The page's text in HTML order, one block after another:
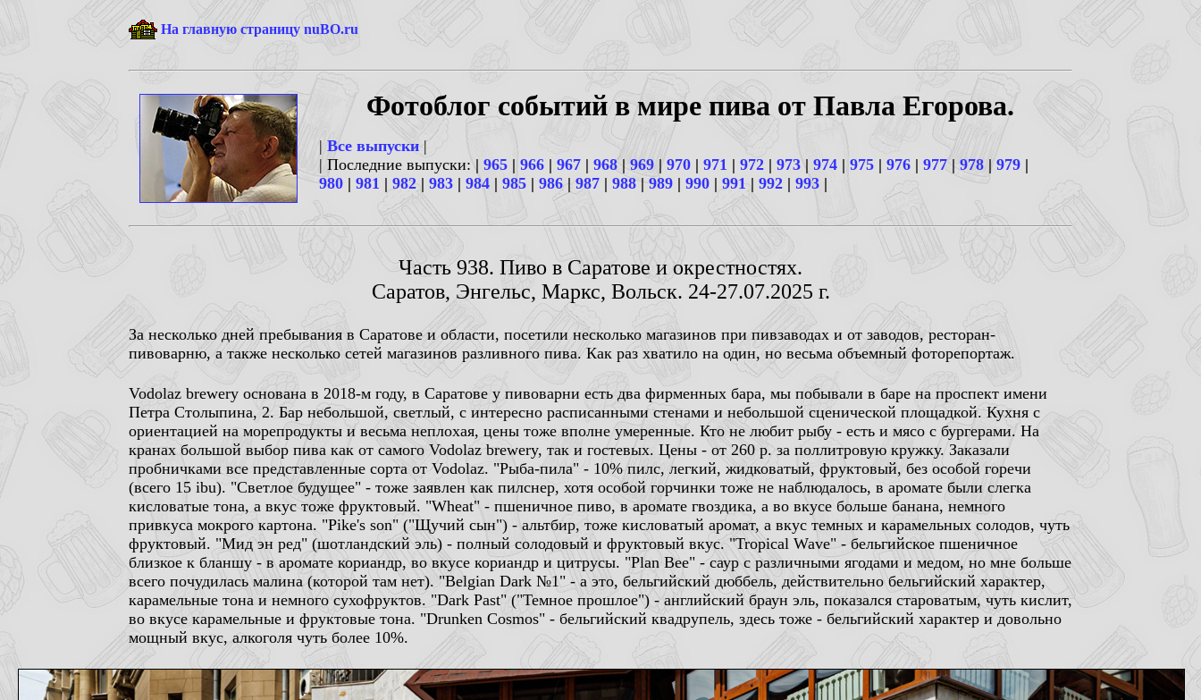
На главную страницу nuBO.ru
Фотоблог событий в мире пива от Павла Егорова.
| Все выпуски |
| Последние выпуски: | 965 | 966 | 967 | 968| 969 | 970 | 971 | 972 | 973 | 974 | 975 | 976 | 977| 978 | 979 |
980 | 981 | 982 | 983 | 984 | 985 | 986 | 987 | 988|989 | 990 | 991 | 992 | 993 |
Часть 938. Пиво в Саратове и окрестностях.
Саратов, Энгельс, Маркс, Вольск. 24-27.07.2025 г.
За несколько дней пребывания в Саратове и области, посетили несколько магазинов при пивзаводах и от заводов, ресторан-
пивоварню, а также несколько сетей магазинов разливного пива. Как раз хватило на один, но весьма объемный фоторепортаж.
Vodolaz brewery основана в 2018-м году, в Саратове у пивоварни есть два фирменных бара, мы побывали в баре на проспект имени
Петра Столыпина, 2. Бар небольшой, светлый, с интересно расписанными стенами и небольшой сценической площадкой. Кухня с
ориентацией на морепродукты и весьма неплохая, цены тоже вполне умеренные. Кто не любит рыбу - есть и мясо с бургерами. На
кранах большой выбор пива как от самого Vodolaz brewery, так и гостевых. Цены - от 260 р. за поллитровую кружку. Заказали
пробничками все представленные сорта от Vodolaz. "Рыба-пила" - 10% пилс, легкий, жидковатый, фруктовый, без особой горечи
(всего 15 ibu). "Светлое будущее" - тоже заявлен как пилснер, хотя особой горчинки тоже не наблюдалось, в аромате были слегка
кисловатые тона, а вкус тоже фруктовый. "Wheat" - пшеничное пиво, в аромате гвоздика, а во вкусе больше банана, немного
привкуса мокрого картона. "Pike's son" ("Щучий сын") - альтбир, тоже кисловатый аромат, а вкус темных и карамельных солодов, чуть
фруктовый. "Мид эн ред" (шотландский эль) - полный солодовый и фруктовый вкус. "Tropical Wave" - бельгийское пшеничное
близкое к бланшу - в аромате кориандр, во вкусе кориандр и цитрусы. "Plan Bee" - саур с различными ягодами и медом, но мне больше
всего почудилась малина (которой там нет). "Belgian Dark №1" - а это, бельгийский дюббель, действительно бельгийский характер,
карамельные тона и немного сухофруктов. "Dark Past" ("Темное прошлое") - английский браун эль, показался староватым, чуть кислит,
во вкусе карамельные и фруктовые тона. "Drunken Cosmos" - бельгийский квадрупель, здесь тоже - бельгийский характер и довольно
мощный вкус, алкоголя чуть более 10%.